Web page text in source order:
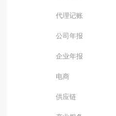
代理记账
公司年报
企业年报
电商
供应链